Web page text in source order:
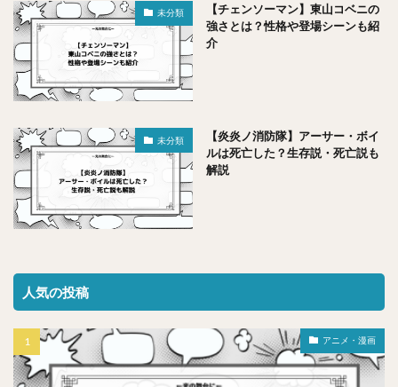
未分類
【チェンソーマン】東山コベニの
強さとは？性格や登場シーンも紹
介
未分類
【炎炎ノ消防隊】アーサー・ボイ
ルは死亡した？生存説・死亡説も
解説
人気の投稿
アニメ・漫画